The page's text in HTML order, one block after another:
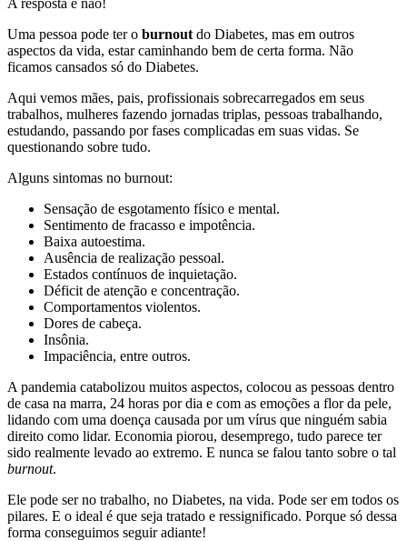
Uma pessoa pode ter o burnout do Diabetes, mas em outros
aspectos da vida, estar caminhando bem de certa forma. Não
ficamos cansados só do Diabetes.
Aqui vemos mães, pais, profissionais sobrecarregados em seus
trabalhos, mulheres fazendo jornadas triplas, pessoas trabalhando,
estudando, passando por fases complicadas em suas vidas. Se
questionando sobre tudo.
Alguns sintomas no burnout:
Sensação de esgotamento físico e mental.
Sentimento de fracasso e impotência.
Baixa autoestima.
Ausência de realização pessoal.
Estados contínuos de inquietação.
Déficit de atenção e concentração.
Comportamentos violentos.
Dores de cabeça.
Insônia.
Impaciência, entre outros.
A pandemia catabolizou muitos aspectos, colocou as pessoas dentro
de casa na marra, 24 horas por dia e com as emoções a flor da pele,
lidando com uma doença causada por um vírus que ninguém sabia
direito como lidar. Economia piorou, desemprego, tudo parece ter
sido realmente levado ao extremo. E nunca se falou tanto sobre o tal
burnout.
Ele pode ser no trabalho, no Diabetes, na vida. Pode ser em todos os
pilares. E o ideal é que seja tratado e ressignificado. Porque só dessa
forma conseguimos seguir adiante!